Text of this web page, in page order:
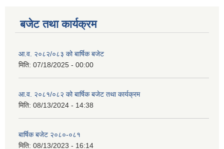
बजेट तथा कार्यक्रम
आ.व. २०८२/०८३ को बार्षिक बजेट
मिति: 07/18/2025 - 00:00
आ.व. २०८१/०८२ को बार्षिक बजेट तथा कार्यक्रम
मिति: 08/13/2024 - 14:38
बार्षिक बजेट २०८०-०८१
मिति: 08/13/2023 - 16:14